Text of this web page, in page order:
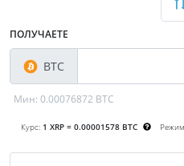
ПОЛУЧАЕТЕ
BTC
Мин: 0.00076872 BTC
Курс: 1 XRP = 0.00001578 BTC